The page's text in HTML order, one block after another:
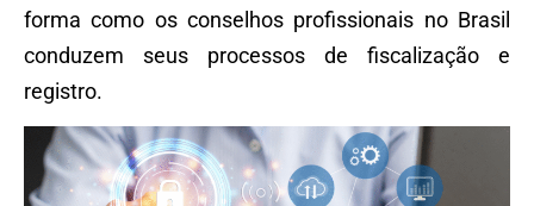
forma como os conselhos profissionais no Brasil
conduzem seus processos de fiscalização e
registro.